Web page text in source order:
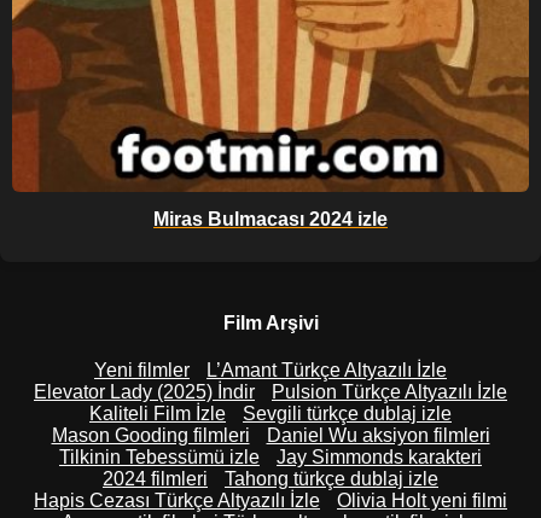
Miras Bulmacası 2024 izle
Film Arşivi
Yeni filmler
L’Amant Türkçe Altyazılı İzle
Elevator Lady (2025) İndir
Pulsion Türkçe Altyazılı İzle
Kaliteli Film İzle
Sevgili türkçe dublaj izle
Mason Gooding filmleri
Daniel Wu aksiyon filmleri
Tilkinin Tebessümü izle
Jay Simmonds karakteri
2024 filmleri
Tahong türkçe dublaj izle
Hapis Cezası Türkçe Altyazılı İzle
Olivia Holt yeni filmi